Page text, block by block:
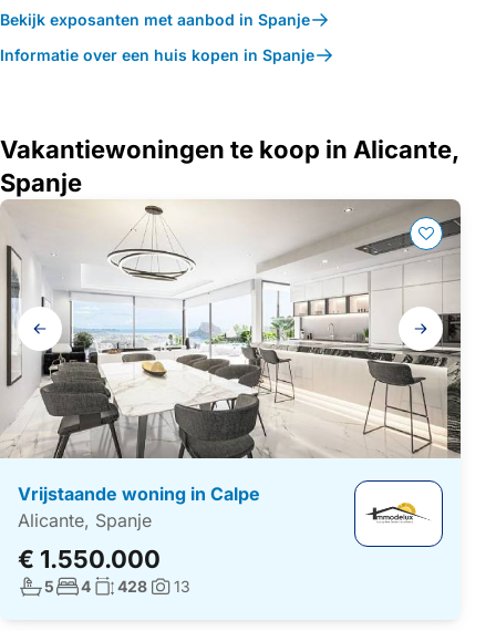
Bekijk exposanten met aanbod in Spanje
Informatie over een huis kopen in Spanje
Vakantiewoningen te koop in Alicante,
Spanje
Galerij
navigatie
Vrijstaande woning in Calpe
Alicante, Spanje
€ 1.550.000
Aantal badkamers:
5Aantal slaapkamers:
4Woonoppervlakte:
428Foto's:
13